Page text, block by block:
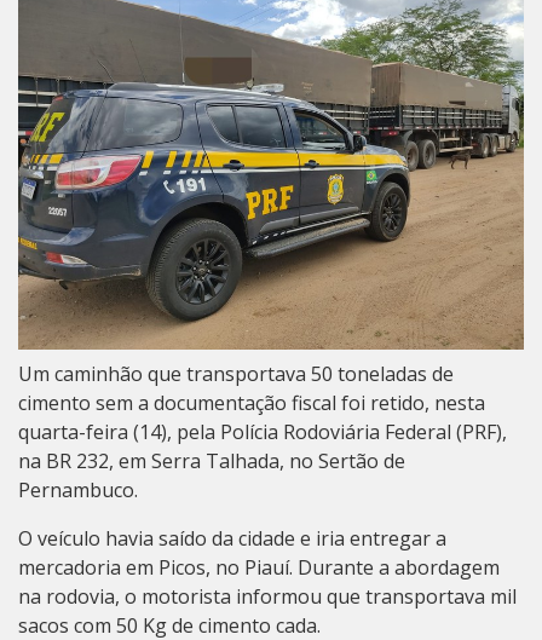
Um caminhão que transportava 50 toneladas de
cimento sem a documentação fiscal foi retido, nesta
quarta-feira (14), pela Polícia Rodoviária Federal (PRF),
na BR 232, em Serra Talhada, no Sertão de
Pernambuco.
O veículo havia saído da cidade e iria entregar a
mercadoria em Picos, no Piauí. Durante a abordagem
na rodovia, o motorista informou que transportava mil
sacos com 50 Kg de cimento cada.